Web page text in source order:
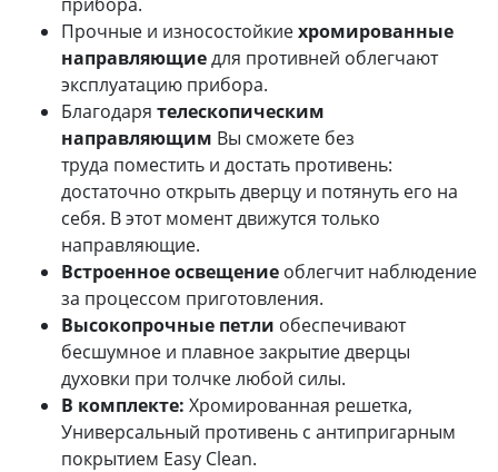
Прочные и износостойкиехромированные
направляющиедля противней облегчают
эксплуатацию прибора.
Благодаря телескопическим
направляющим Вы сможете без
труда поместить и достать противень:
достаточно открыть дверцу и потянуть его на
себя. В этот момент движутся только
направляющие.
Встроенное освещение облегчит наблюдение
за процессом приготовления.
Высокопрочные петли обеспечивают
бесшумное и плавное закрытие дверцы
духовки при толчке любой силы.
В комплекте: Хромированная решетка,
Универсальный противень с антипригарным
покрытием Easy Clean.